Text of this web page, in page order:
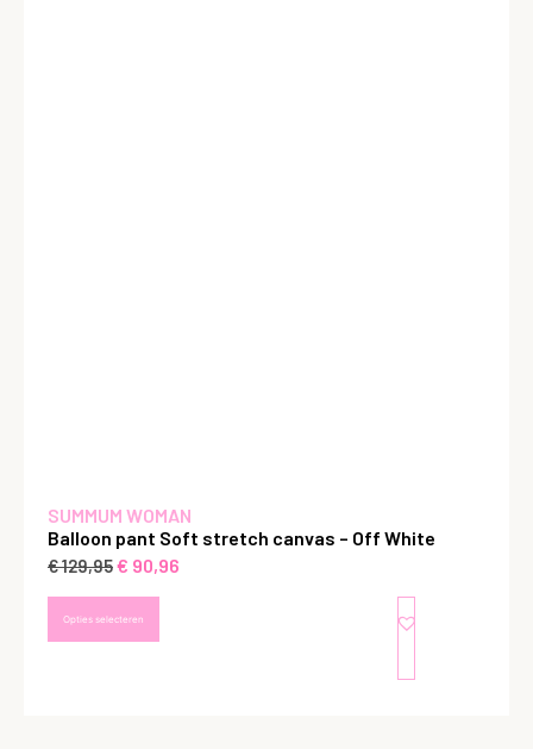
SUMMUM WOMAN
Balloon pant Soft stretch canvas – Off White
€129,95€ 90,96
Opties selecteren